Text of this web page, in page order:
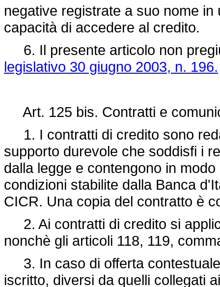
negative registrate a suo nome
capacità di accedere al credito.
6. Il presente articolo non
legislativo 30 giugno 2003, n. 196.
Art. 125 bis. Contratti e
1. I contratti di credito sono
supporto durevole che soddisfi i
dalla legge e contengono in
condizioni stabilite dalla Banca
CICR. Una copia del contratto è
2. Ai contratti di credito si
nonchè gli articoli 118, 119,
3. In caso di offerta
iscritto, diversi da quelli collegati